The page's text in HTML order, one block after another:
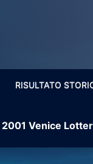
RISULTATO
Venice